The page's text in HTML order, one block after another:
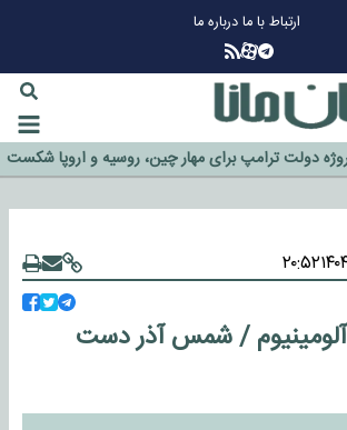
ارتباط با مادرباره ما
میز مدیران پرسپولیس
را دور می‌زند؟
از پرسپولیس
دولت ترامپ برای مهار چین، روسیه و اروپا شکست
۲۰:۵۲
/ شمس آذر دست